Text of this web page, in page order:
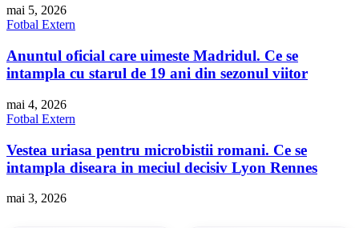
mai 5, 2026
Fotbal Extern
Anuntul oficial care uimeste Madridul. Ce se
intampla cu starul de 19 ani din sezonul viitor
mai 4, 2026
Fotbal Extern
Vestea uriasa pentru microbistii romani. Ce se
intampla diseara in meciul decisiv Lyon Rennes
mai 3, 2026